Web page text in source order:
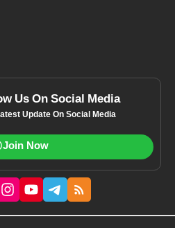
Us On Social Media
Update On Social Media
Join Now